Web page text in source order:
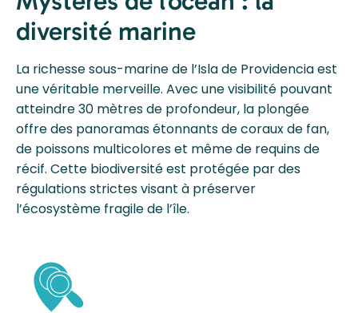
diversité marine
La richesse sous-marine de l’Isla de Providencia est
une véritable merveille. Avec une visibilité pouvant
atteindre 30 mètres de profondeur, la plongée
offre des panoramas étonnants de coraux de fan,
de poissons multicolores et même de requins de
récif. Cette biodiversité est protégée par des
régulations strictes visant à préserver
l’écosystème fragile de l’île.